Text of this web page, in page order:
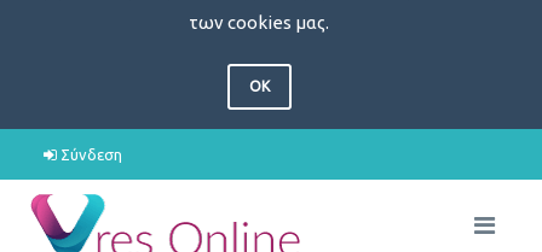
των cookies μας.
OK
Σύνδεση